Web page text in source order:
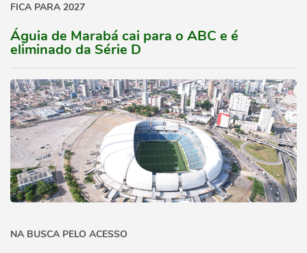
FICA PARA 2027
Águia de Marabá cai para o ABC e é
eliminado da Série D
NA BUSCA PELO ACESSO